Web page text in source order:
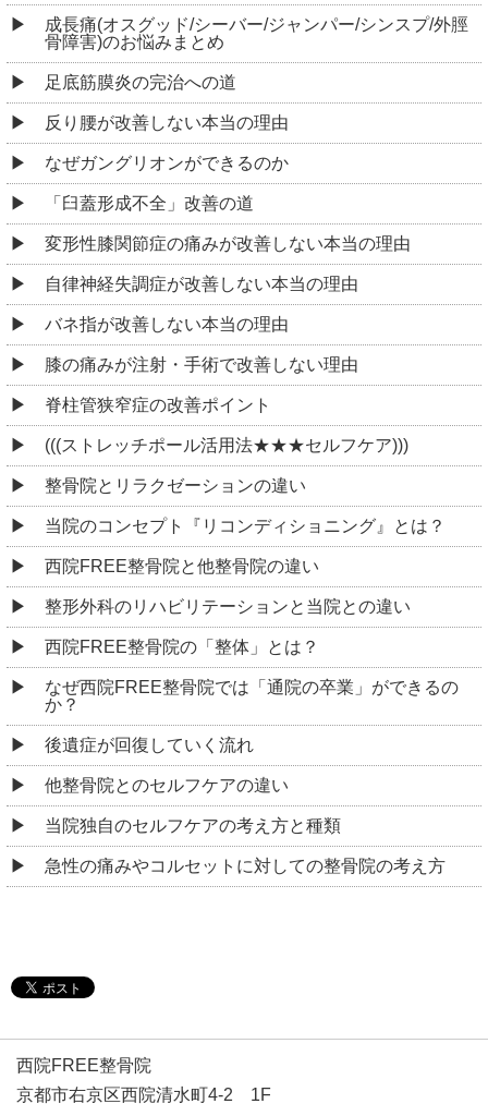
成長痛(オスグッド/シーバー/ジャンパー/シンスプ/外脛
骨障害)のお悩みまとめ
足底筋膜炎の完治への道
反り腰が改善しない本当の理由
なぜガングリオンができるのか
「臼蓋形成不全」改善の道
変形性膝関節症の痛みが改善しない本当の理由
自律神経失調症が改善しない本当の理由
バネ指が改善しない本当の理由
膝の痛みが注射・手術で改善しない理由
脊柱管狭窄症の改善ポイント
(((ストレッチポール活用法★★★セルフケア)))
整骨院とリラクゼーションの違い
当院のコンセプト『リコンディショニング』とは？
西院FREE整骨院と他整骨院の違い
整形外科のリハビリテーションと当院との違い
西院FREE整骨院の「整体」とは？
なぜ西院FREE整骨院では「通院の卒業」ができるの
か？
後遺症が回復していく流れ
他整骨院とのセルフケアの違い
当院独自のセルフケアの考え方と種類
急性の痛みやコルセットに対しての整骨院の考え方
西院FREE整骨院
京都市右京区西院清水町4-2 1F